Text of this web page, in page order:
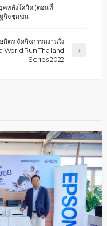
หลังโควิด (ตอนที่
ฐกิจชุมชน
ตร จัดกิจกรรมงานวิ่ง
World Run Thailand
Series 2022